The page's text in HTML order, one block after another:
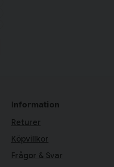
Information
Returer
Köpvillkor
Frågor & Svar